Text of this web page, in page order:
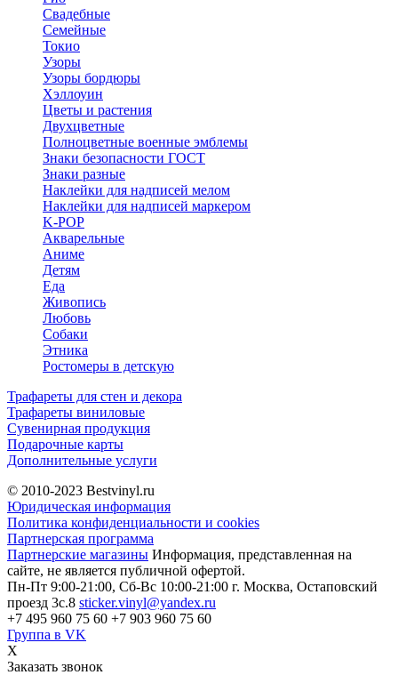
Свадебные
Семейные
Токио
Узоры
Узоры бордюры
Хэллоуин
Цветы и растения
Двухцветные
Полноцветные военные эмблемы
Знаки безопасности ГОСТ
Знаки разные
Наклейки для надписей мелом
Наклейки для надписей маркером
K-POP
Акварельные
Аниме
Детям
Еда
Живопись
Любовь
Собаки
Этника
Ростомеры в детскую
Трафареты для стен и декора
Трафареты виниловые
Сувенирная продукция
Подарочные карты
Дополнительные услуги
© 2010-2023 Bestvinyl.ru
Юридическая информация
Политика конфиденциальности и cookies
Партнерская программа
Партнерские магазины Информация, представленная на
сайте, не является публичной офертой.
Пн-Пт 9:00-21:00, Сб-Вс 10:00-21:00 г. Москва, Остаповский
проезд 3с.8 sticker.vinyl@yandex.ru
+7 495 960 75 60 +7 903 960 75 60
Группа в VK
X
Заказать звонок